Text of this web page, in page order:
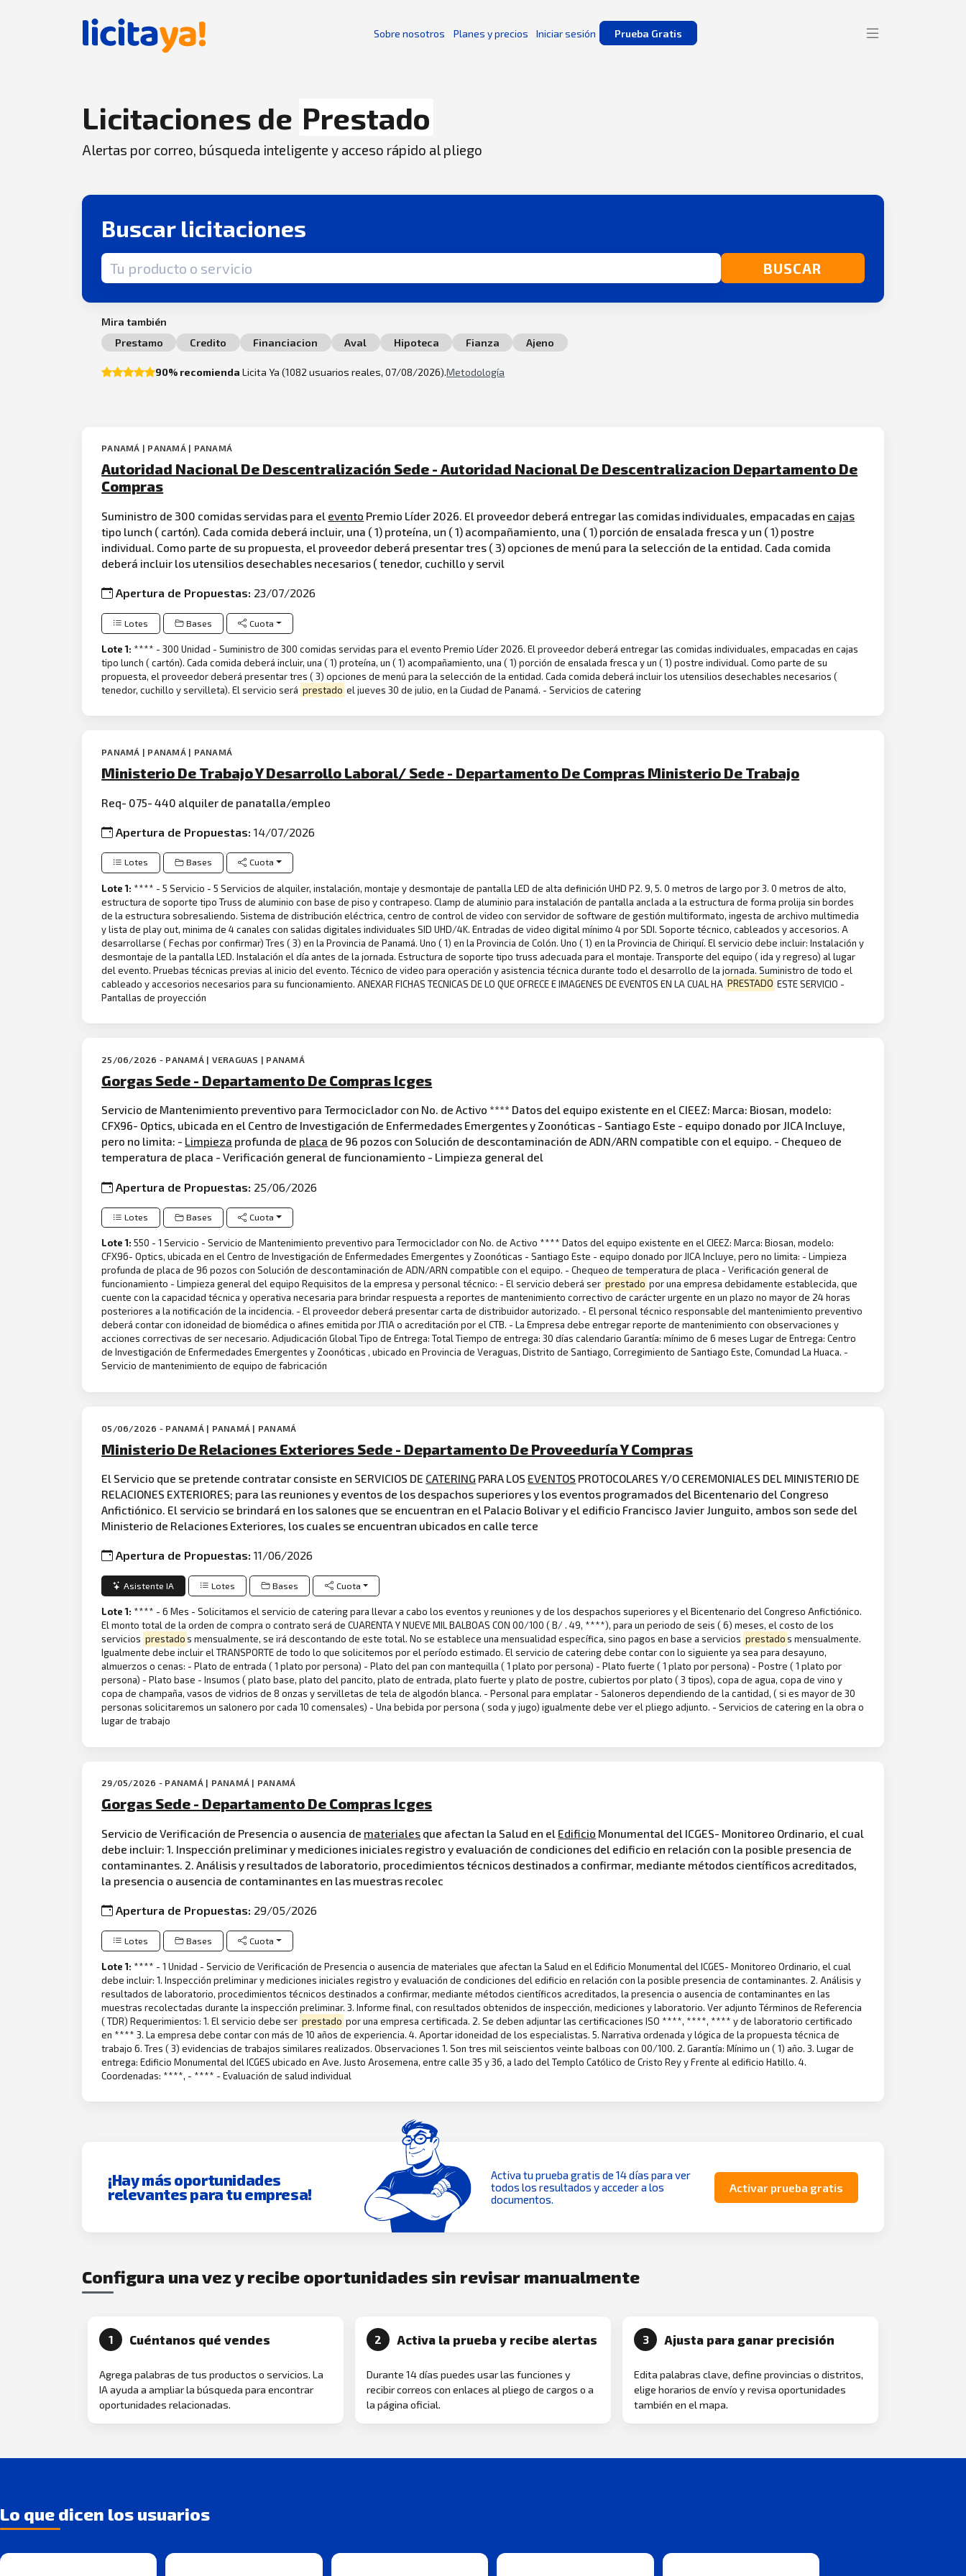
Sobre nosotros Planes y precios Iniciar sesión Prueba Gratis
Licitaciones de Prestado
Alertas por correo, búsqueda inteligente y acceso rápido al pliego
Buscar licitaciones
Término de búsqueda BUSCAR
Mira también
Prestamo
Credito Financiacion Aval Hipoteca Fianza Ajeno
90% recomienda Licita Ya (1082 usuarios reales, 07/08/2026).Metodología
PANAMÁ | PANAMÁ | PANAMÁ
Autoridad Nacional De Descentralización Sede - Autoridad Nacional De Descentralizacion Departamento De
Compras
Suministro de 300 comidas servidas para el evento Premio Líder 2026. El proveedor deberá entregar las comidas individuales, empacadas en cajas
tipo lunch ( cartón). Cada comida deberá incluir, una ( 1) proteína, un ( 1) acompañamiento, una ( 1) porción de ensalada fresca y un ( 1) postre
individual. Como parte de su propuesta, el proveedor deberá presentar tres ( 3) opciones de menú para la selección de la entidad. Cada comida
deberá incluir los utensilios desechables necesarios ( tenedor, cuchillo y servil
Apertura de Propuestas: 23/07/2026
Lotes Bases Cuota
Lote 1: **** - 300 Unidad - Suministro de 300 comidas servidas para el evento Premio Líder 2026. El proveedor deberá entregar las comidas individuales, empacadas en cajas
tipo lunch ( cartón). Cada comida deberá incluir, una ( 1) proteína, un ( 1) acompañamiento, una ( 1) porción de ensalada fresca y un ( 1) postre individual. Como parte de su
propuesta, el proveedor deberá presentar tres ( 3) opciones de menú para la selección de la entidad. Cada comida deberá incluir los utensilios desechables necesarios (
tenedor, cuchillo y servilleta). El servicio será prestado el jueves 30 de julio, en la Ciudad de Panamá. - Servicios de catering
PANAMÁ | PANAMÁ | PANAMÁ
Ministerio De Trabajo Y Desarrollo Laboral/ Sede - Departamento De Compras Ministerio De Trabajo
Req- 075- 440 alquiler de panatalla/empleo
Apertura de Propuestas:14/07/2026
Lotes Bases Cuota
Lote 1: **** - 5 Servicio - 5 Servicios de alquiler, instalación, montaje y desmontaje de pantalla LED de alta definición UHD P2. 9, 5. 0 metros de largo por 3. 0 metros de alto,
estructura de soporte tipo Truss de aluminio con base de piso y contrapeso. Clamp de aluminio para instalación de pantalla anclada a la estructura de forma prolija sin bordes
de la estructura sobresaliendo. Sistema de distribución eléctrica, centro de control de video con servidor de software de gestión multiformato, ingesta de archivo multimedia
y lista de play out, minima de 4 canales con salidas digitales individuales SID UHD/4K. Entradas de video digital mínimo 4 por SDI. Soporte técnico, cableados y accesorios. A
desarrollarse ( Fechas por confirmar) Tres ( 3) en la Provincia de Panamá. Uno ( 1) en la Provincia de Colón. Uno ( 1) en la Provincia de Chiriquí. El servicio debe incluir: Instalación y
desmontaje de la pantalla LED. Instalación el día antes de la jornada. Estructura de soporte tipo truss adecuada para el montaje. Transporte del equipo ( ida y regreso) al lugar
del evento. Pruebas técnicas previas al inicio del evento. Técnico de video para operación y asistencia técnica durante todo el desarrollo de la jornada. Suministro de todo el
cableado y accesorios necesarios para su funcionamiento. ANEXAR FICHAS TECNICAS DE LO QUE OFRECE E IMAGENES DE EVENTOS EN LA CUAL HA PRESTADO ESTE SERVICIO -
Pantallas de proyección
25/06/2026 - PANAMÁ | VERAGUAS | PANAMÁ
Gorgas Sede - Departamento De Compras Icges
Servicio de Mantenimiento preventivo para Termociclador con No. de Activo **** Datos del equipo existente en el CIEEZ: Marca: Biosan, modelo:
CFX96- Optics, ubicada en el Centro de Investigación de Enfermedades Emergentes y Zoonóticas - Santiago Este - equipo donado por JICA Incluye,
pero no limita: - Limpieza profunda de placa de 96 pozos con Solución de descontaminación de ADN/ARN compatible con el equipo. - Chequeo de
temperatura de placa - Verificación general de funcionamiento - Limpieza general del
Apertura de Propuestas: 25/06/2026
Lotes Bases Cuota
Lote 1:550 - 1 Servicio - Servicio de Mantenimiento preventivo para Termociclador con No. de Activo **** Datos del equipo existente en el CIEEZ: Marca: Biosan, modelo:
CFX96- Optics, ubicada en el Centro de Investigación de Enfermedades Emergentes y Zoonóticas - Santiago Este - equipo donado por JICA Incluye, pero no limita: - Limpieza
profunda de placa de 96 pozos con Solución de descontaminación de ADN/ARN compatible con el equipo. - Chequeo de temperatura de placa - Verificación general de
funcionamiento - Limpieza general del equipo Requisitos de la empresa y personal técnico: - El servicio deberá ser prestado por una empresa debidamente establecida, que
cuente con la capacidad técnica y operativa necesaria para brindar respuesta a reportes de mantenimiento correctivo de carácter urgente en un plazo no mayor de 24 horas
posteriores a la notificación de la incidencia. - El proveedor deberá presentar carta de distribuidor autorizado. - El personal técnico responsable del mantenimiento preventivo
deberá contar con idoneidad de biomédica o afines emitida por JTIA o acreditación por el CTB. - La Empresa debe entregar reporte de mantenimiento con observaciones y
acciones correctivas de ser necesario. Adjudicación Global Tipo de Entrega: Total Tiempo de entrega: 30 días calendario Garantía: mínimo de 6 meses Lugar de Entrega: Centro
de Investigación de Enfermedades Emergentes y Zoonóticas , ubicado en Provincia de Veraguas, Distrito de Santiago, Corregimiento de Santiago Este, Comundad La Huaca. -
Servicio de mantenimiento de equipo de fabricación
05/06/2026 - PANAMÁ | PANAMÁ | PANAMÁ
Ministerio De Relaciones Exteriores Sede - Departamento De Proveeduría Y Compras
El Servicio que se pretende contratar consiste en SERVICIOS DE CATERING PARA LOS EVENTOS PROTOCOLARES Y/O CEREMONIALES DEL MINISTERIO DE
RELACIONES EXTERIORES; para las reuniones y eventos de los despachos superiores y los eventos programados del Bicentenario del Congreso
Anfictiónico. El servicio se brindará en los salones que se encuentran en el Palacio Bolivar y el edificio Francisco Javier Junguito, ambos son sede del
Ministerio de Relaciones Exteriores, los cuales se encuentran ubicados en calle terce
Apertura de Propuestas:11/06/2026
Asistente IA Lotes Bases Cuota
Lote 1: **** - 6 Mes - Solicitamos el servicio de catering para llevar a cabo los eventos y reuniones y de los despachos superiores y el Bicentenario del Congreso Anfictiónico.
El monto total de la orden de compra o contrato será de CUARENTA Y NUEVE MIL BALBOAS CON 00/100 ( B/ . 49, ****), para un periodo de seis ( 6) meses, el costo de los
servicios prestados mensualmente, se irá descontando de este total. No se establece una mensualidad específica, sino pagos en base a servicios prestados mensualmente.
Igualmente debe incluir el TRANSPORTE de todo lo que solicitemos por el período estimado. El servicio de catering debe contar con lo siguiente ya sea para desayuno,
almuerzos o cenas: - Plato de entrada ( 1 plato por persona) - Plato del pan con mantequilla ( 1 plato por persona) - Plato fuerte ( 1 plato por persona) - Postre ( 1 plato por
persona) - Plato base - Insumos ( plato base, plato del pancito, plato de entrada, plato fuerte y plato de postre, cubiertos por plato ( 3 tipos), copa de agua, copa de vino y
copa de champaña, vasos de vidrios de 8 onzas y servilletas de tela de algodón blanca. - Personal para emplatar - Saloneros dependiendo de la cantidad, ( si es mayor de 30
personas solicitaremos un salonero por cada 10 comensales) - Una bebida por persona ( soda y jugo) igualmente debe ver el pliego adjunto. - Servicios de catering en la obra o
lugar de trabajo
29/05/2026 - PANAMÁ | PANAMÁ | PANAMÁ
Gorgas Sede - Departamento De Compras Icges
Servicio de Verificación de Presencia o ausencia de materiales que afectan la Salud en el Edificio Monumental del ICGES- Monitoreo Ordinario, el cual
debe incluir: 1. Inspección preliminar y mediciones iniciales registro y evaluación de condiciones del edificio en relación con la posible presencia de
contaminantes. 2. Análisis y resultados de laboratorio, procedimientos técnicos destinados a confirmar, mediante métodos científicos acreditados,
la presencia o ausencia de contaminantes en las muestras recolec
Apertura de Propuestas: 29/05/2026
Lotes Bases Cuota
Lote 1: **** - 1 Unidad - Servicio de Verificación de Presencia o ausencia de materiales que afectan la Salud en el Edificio Monumental del ICGES- Monitoreo Ordinario, el cual
debe incluir: 1. Inspección preliminar y mediciones iniciales registro y evaluación de condiciones del edificio en relación con la posible presencia de contaminantes. 2. Análisis y
resultados de laboratorio, procedimientos técnicos destinados a confirmar, mediante métodos científicos acreditados, la presencia o ausencia de contaminantes en las
muestras recolectadas durante la inspección preliminar. 3. Informe final, con resultados obtenidos de inspección, mediciones y laboratorio. Ver adjunto Términos de Referencia
( TDR) Requerimientos: 1. El servicio debe ser prestado por una empresa certificada. 2. Se deben adjuntar las certificaciones ISO ****, ****, **** y de laboratorio certificado
en **** 3. La empresa debe contar con más de 10 años de experiencia. 4. Aportar idoneidad de los especialistas. 5. Narrativa ordenada y lógica de la propuesta técnica de
trabajo 6. Tres ( 3) evidencias de trabajos similares realizados. Observaciones 1. Son tres mil seiscientos veinte balboas con 00/100. 2. Garantía: Mínimo un ( 1) año. 3. Lugar de
entrega: Edificio Monumental del ICGES ubicado en Ave. Justo Arosemena, entre calle 35 y 36, a lado del Templo Católico de Cristo Rey y Frente al edificio Hatillo. 4.
Coordenadas: ****, - **** - Evaluación de salud individual
¡Hay más oportunidades
relevantes para tu empresa!
Activa tu prueba gratis de 14 días para ver
todos los resultados y acceder a los
documentos.
Activar prueba gratis
Configura una vez y recibe oportunidades sin revisar manualmente
1 Cuéntanos qué vendes
Agrega palabras de tus productos o servicios. La
IA ayuda a ampliar la búsqueda para encontrar
oportunidades relacionadas.
2 Activa la prueba y recibe alertas
Durante 14 días puedes usar las funciones y
recibir correos con enlaces al pliego de cargos o a
la página oficial.
3 Ajusta para ganar precisión
Edita palabras clave, define provincias o distritos,
elige horarios de envío y revisa oportunidades
también en el mapa.
Lo que dicen los usuarios